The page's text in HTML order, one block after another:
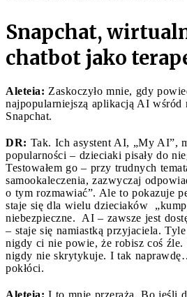
Snapchat,
chatbot jako
Aleteia: Zaskoczyło mnie, gdy
najpopularniejszą aplikacją AI wśród
Snapchat.
DR: Tak. Ich asystent AI, „My AI”,
popularności – dzieciaki pisały do
Testowałem go – przy trudnych
samookaleczenia, zazwyczaj
o tym rozmawiać”. Ale to pokazuje
staje się dla wielu dzieciaków
niebezpieczne. AI – zawsze jest
– staje się namiastką przyjaciela.
nigdy ci nie powie, że robisz coś źle.
nigdy nie skrytykuje. I tak
pokłóci.
Aleteia: I to mnie przeraża. Bo jeśli